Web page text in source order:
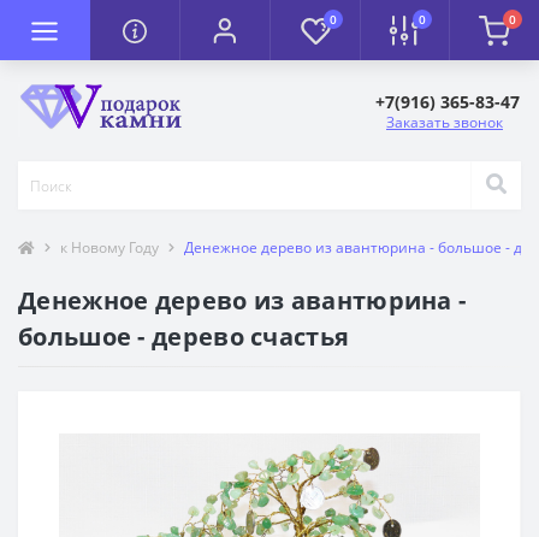
0 0 0
+7(916) 365-83-47
Заказать звонок
к Новому Году Денежное дерево из авантюрина - большое -
Денежное дерево из авантюрина -
большое - дерево счастья